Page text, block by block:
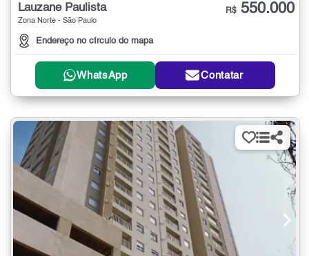
Lauzane Paulista
Zona Norte - São Paulo
Endereço no círculo do mapa
R$ 550.000
WhatsApp Contatar